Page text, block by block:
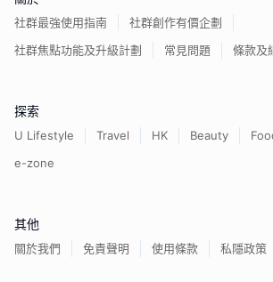
社群最強使用指南
社群創作有價企劃
社群焦點功能及升級計劃
常見問題 條款及
探索
U Lifestyle Travel HK Beauty
e-zone
其他
關於我們 免責聲明 使用條款 私隱政策